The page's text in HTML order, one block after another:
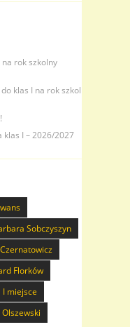
rok szkolny
klas I na rok szkolny
klas I – 2026/2027
Sobczyszyn
Florków
I miejsce